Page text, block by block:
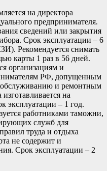
на директора
предпринимателя.
сведений или закрытия
Срок эксплуатации – 6
Рекомендуется снимать
карты 1 раз в 56 дней.
организациям и
РФ, допущенным
и ремонтным
на
эксплуатации – 1 год.
работниками таможни,
служб для
труда и отдыха
не содержит и
Срок эксплуатации – 2